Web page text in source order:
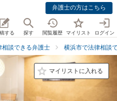
弁護士の方はこちら
する 探す 閲覧履歴 マイリスト ログイン
相談できる弁護士 横浜市で法律相談
マイリストに入れる